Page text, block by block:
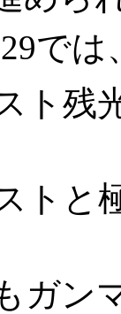
では
ト残
トと
ガン